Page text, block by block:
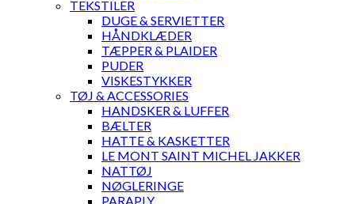
TEKSTILER
DUGE & SERVIETTER
HÅNDKLÆDER
TÆPPER & PLAIDER
PUDER
VISKESTYKKER
TØJ & ACCESSORIES
HANDSKER & LUFFER
BÆLTER
HATTE & KASKETTER
LE MONT SAINT MICHEL JAKKER
NATTØJ
NØGLERINGE
PARAPLY